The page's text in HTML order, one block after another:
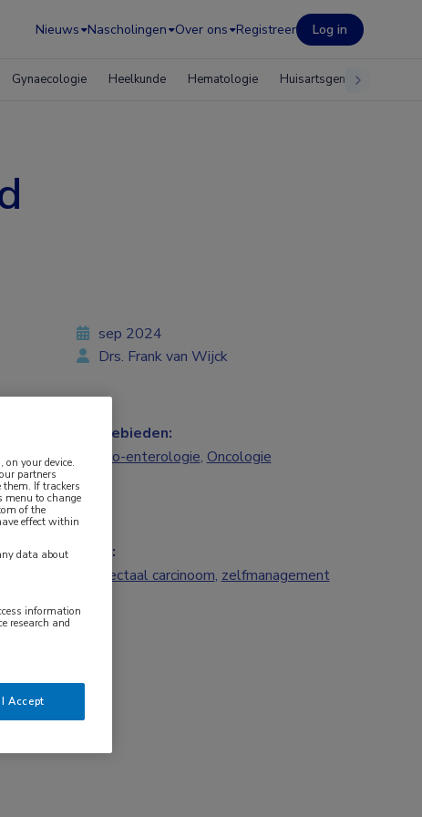
Nieuws Nascholingen Over ons Registreer Log in
Gynaecologie Heelkunde Hematologie Huisartsgeneeskunde
sep 2024
Drs. Frank van Wijck
Vakgebieden:
Gastro-enterologie, Oncologie
Tags:
colorectaal carcinoom, zelfmanagement
your device.
partners
If trackers
menu to change
of the
effect within
data about
information
research and
I Accept